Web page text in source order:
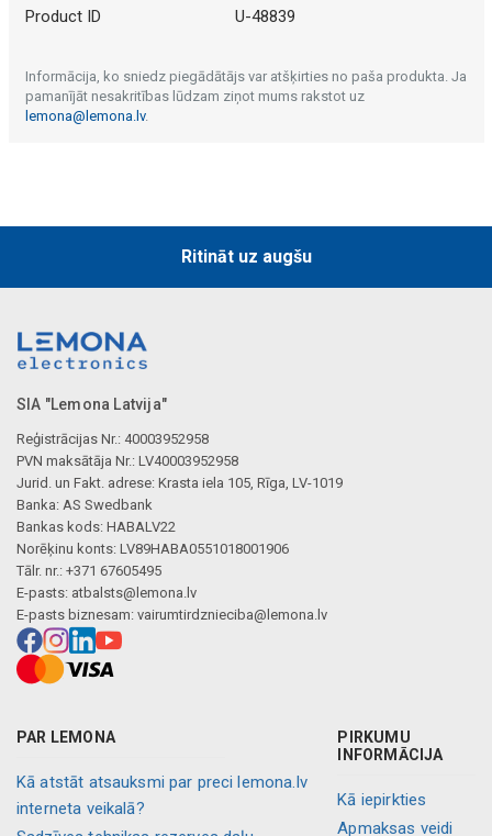
Product ID U-48839
Informācija, ko sniedz piegādātājs var atšķirties no paša produkta. Ja
pamanījāt nesakritības lūdzam ziņot mums rakstot uz
lemona@lemona.lv.
Ritināt uz augšu
SIA "Lemona Latvija"
Reģistrācijas Nr.: 40003952958
PVN maksātāja Nr.: LV40003952958
Jurid. un Fakt. adrese: Krasta iela 105, Rīga, LV-1019
Banka: AS Swedbank
Bankas kods: HABALV22
Norēķinu konts: LV89HABA0551018001906
Tālr. nr.: +371 67605495
E-pasts: atbalsts@lemona.lv
E-pasts biznesam: vairumtirdznieciba@lemona.lv
PAR LEMONA
Kā atstāt atsauksmi par preci lemona.lv
interneta veikalā?
PIRKUMU
INFORMĀCIJA
Kā iepirkties
Apmaksas veidi